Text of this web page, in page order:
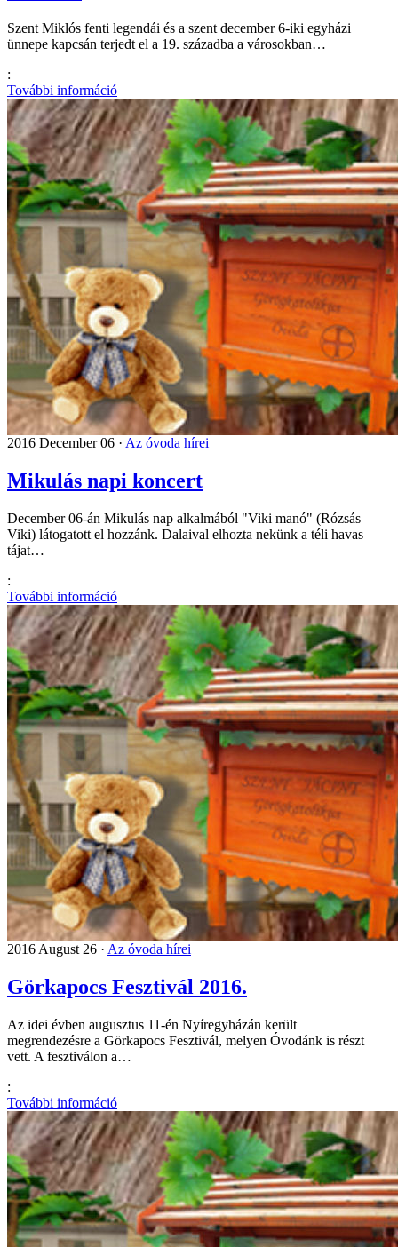
Szent Miklós fenti legendái és a szent december 6-iki egyházi
ünnepe kapcsán terjedt el a 19. századba a városokban…
:
További információ
2016 December 06 · Az óvoda hírei
Mikulás napi koncert
December 06-án Mikulás nap alkalmából "Viki manó" (Rózsás
Viki) látogatott el hozzánk. Dalaival elhozta nekünk a téli havas
tájat…
:
További információ
2016 August 26 · Az óvoda hírei
Görkapocs Fesztivál 2016.
Az idei évben augusztus 11-én Nyíregyházán került
megrendezésre a Görkapocs Fesztivál, melyen Óvodánk is részt
vett. A fesztiválon a…
:
További információ